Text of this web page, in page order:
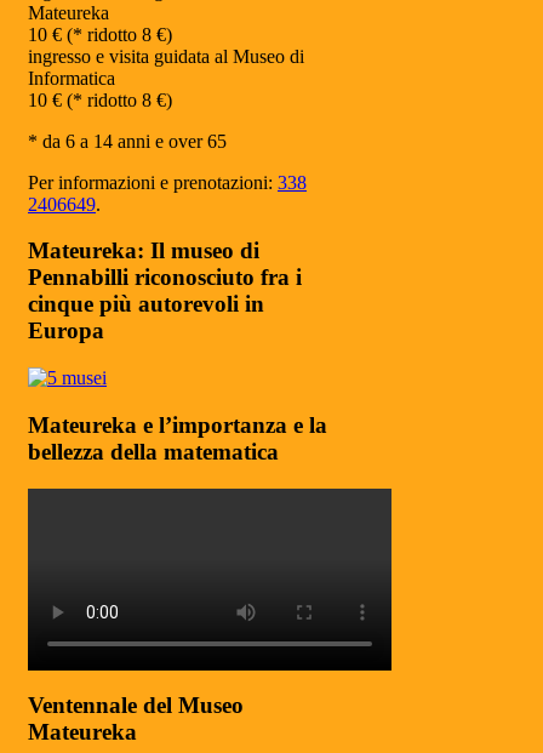
Mateureka
10 € (* ridotto 8 €)
ingresso e visita guidata al Museo di
Informatica
10 € (* ridotto 8 €)
* da 6 a 14 anni e over 65
Per informazioni e prenotazioni: 338
2406649.
Mateureka: Il museo di
Pennabilli riconosciuto fra i
cinque più autorevoli in
Europa
Mateureka e l’importanza e la
bellezza della matematica
Ventennale del Museo
Mateureka